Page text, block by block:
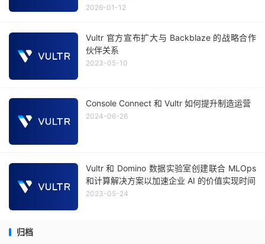
2026-01-12
Vultr 官方宣布扩大与 Backblaze 的战略合作
伙伴关系
2023-05-10
Console Connect 和 Vultr 如何提升制造运营
2024-06-26
Vultr 和 Domino 数据实验室创建联合 MLOps
和计算解决方案以加速企业 AI 的价值实现时间
2023-05-24
归档